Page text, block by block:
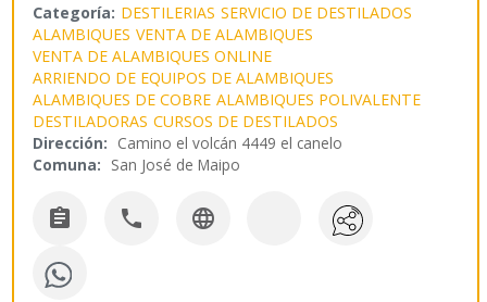
Categoría: DESTILERIAS SERVICIO DE DESTILADOS
ALAMBIQUES VENTA DE ALAMBIQUES
VENTA DE ALAMBIQUES ONLINE
ARRIENDO DE EQUIPOS DE ALAMBIQUES
ALAMBIQUES DE COBRE ALAMBIQUES POLIVALENTE
DESTILADORAS CURSOS DE DESTILADOS
Dirección: Camino el volcán 4449 el canelo
Comuna: San José de Maipo
  